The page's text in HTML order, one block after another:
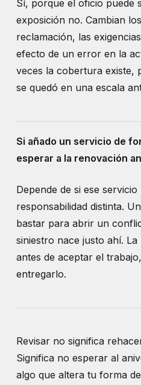
Sí, porque el oficio puede
exposición no. Cambian
reclamación, las
efecto de un error en la
veces la cobertura existe,
se quedó en una escala
Si añado un servicio de
esperar a la renovación
Depende de si ese
responsabilidad distinta.
bastar para abrir un
siniestro nace justo ahí.
antes de aceptar el
entregarlo.
Revisar no significa
Significa no esperar al
algo que altera tu forma